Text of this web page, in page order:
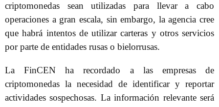
criptomonedas sean utilizadas para llevar a cabo
operaciones a gran escala, sin embargo, la agencia cree
que habrá intentos de utilizar carteras y otros servicios
por parte de entidades rusas o bielorrusas.
La FinCEN ha recordado a las empresas de
criptomonedas la necesidad de identificar y reportar
actividades sospechosas. La información relevante será